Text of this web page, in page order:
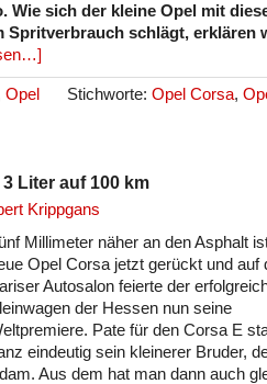
Wie sich der kleine Opel mit
Spritverbrauch schlägt, erklären
Opel Stichworte: Opel Corsa,
Liter auf 100 km
Krippgans
Millimeter näher an den Asphalt
Opel Corsa jetzt gerückt und auf
Autosalon feierte der
der Hessen nun seine
Pate für den Corsa E
eindeutig sein kleinerer Bruder,
Aus dem hat man dann auch